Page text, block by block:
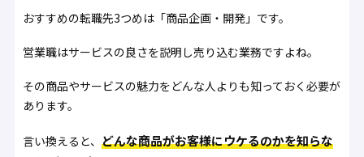
おすすめの転職先3つめは「商品企画・開発」です。
営業職はサービスの良さを説明し売り込む業務ですよね。
その商品やサービスの魅力をどんな人よりも知っておく必要が
あります。
言い換えると、 どんな商品がお客様にウケるのかを知らな